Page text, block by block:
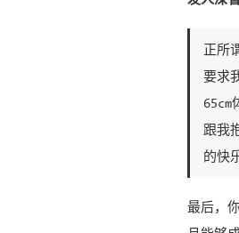
正所
要求
跟我
的快
最后，